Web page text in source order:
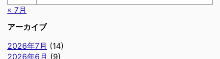
« 7月
アーカイブ
2026年7月 (14)
2026年6月 (9)